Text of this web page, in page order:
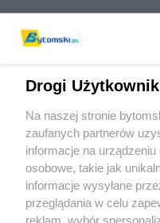
Wydawca mediów
Drogi
Na naszej stronie
zaufanych partnerów
informacje na
osobowe, takie jak
informacje wysyłane
przeglądania w celu
reklam, wybór